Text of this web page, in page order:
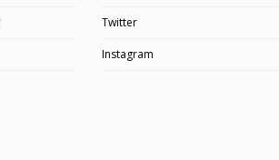
Twitter
Instagram